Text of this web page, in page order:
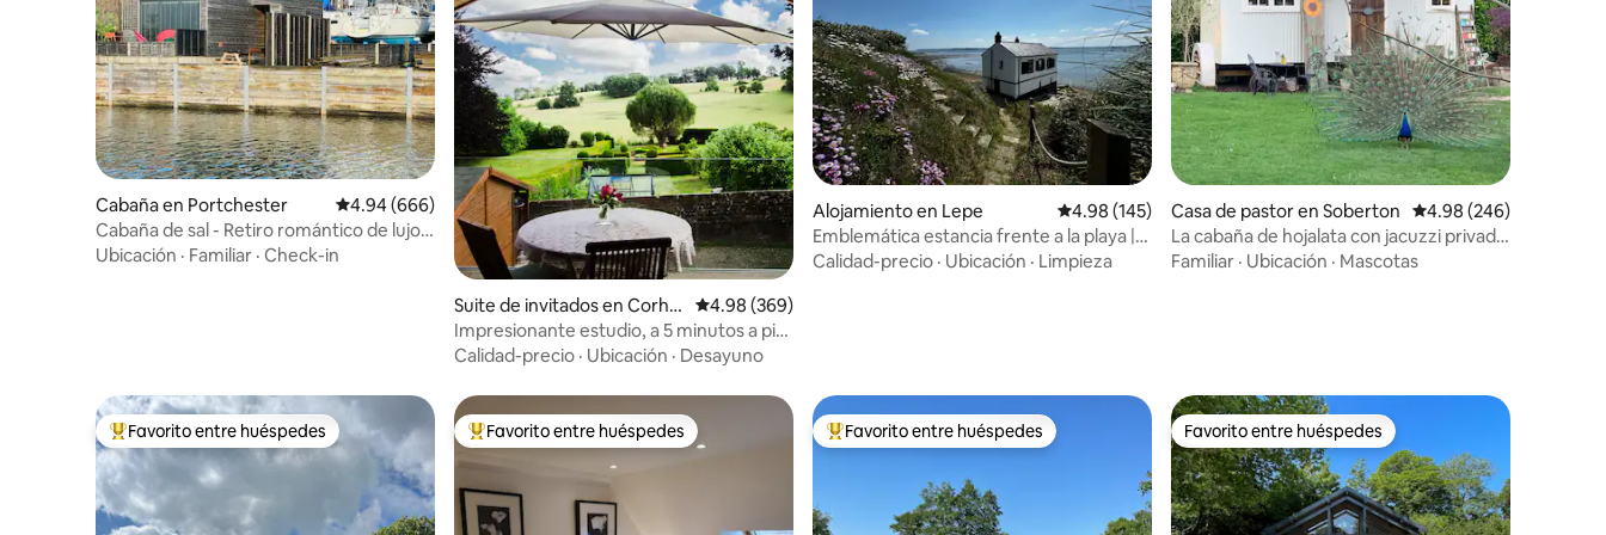
Cabaña en Portchester Calificación promedio: 4.94 de 5, 666 reseñas
4.94 (666)
Cabaña de sal - Retiro romántico de lujo
junto al mar
Ubicación · Familiar · Check-in
Suite de invitados en Corha
mpton
Calificación promedio: 4.98 de 5, 369 reseñas
4.98 (369)
Impresionante estudio, a 5 minutos a pie
de South Downs Way
Calidad-precio · Ubicación · Desayuno
Alojamiento en Lepe Calificación promedio: 4.98 de 5, 145 reseñas
4.98 (145)
Emblemática estancia frente a la playa |
The Watch House, Lepe
Calidad-precio · Ubicación · Limpieza
Casa de pastor en Soberton Calificación promedio:
4.98 (246)
La cabaña de hojalata con jacuzzi privado
disponible para alquilar
Familiar · Ubicación · Mascotas
Favorito entre huéspedes preferido
Favorito entre huéspedes Favorito entre huéspedes preferido
Favorito entre huéspedes Favorito entre huéspedes preferido
Favorito entre huéspedes Favorito entre huéspedes
Favorito entre huéspedes